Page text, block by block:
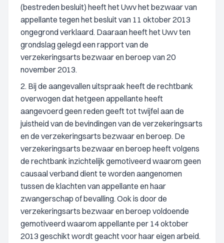
(bestreden besluit) heeft het Uwv het bezwaar van
appellante tegen het besluit van 11 oktober 2013
ongegrond verklaard. Daaraan heeft het Uwv ten
grondslag gelegd een rapport van de
verzekeringsarts bezwaar en beroep van 20
november 2013.
2. Bij de aangevallen uitspraak heeft de rechtbank
overwogen dat hetgeen appellante heeft
aangevoerd geen reden geeft tot twijfel aan de
juistheid van de bevindingen van de verzekeringsarts
en de verzekeringsarts bezwaar en beroep. De
verzekeringsarts bezwaar en beroep heeft volgens
de rechtbank inzichtelijk gemotiveerd waarom geen
causaal verband dient te worden aangenomen
tussen de klachten van appellante en haar
zwangerschap of bevalling. Ook is door de
verzekeringsarts bezwaar en beroep voldoende
gemotiveerd waarom appellante per 14 oktober
2013 geschikt wordt geacht voor haar eigen arbeid.